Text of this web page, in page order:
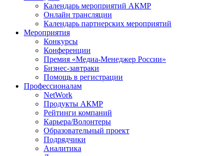
Календарь мероприятий АКМР
Онлайн трансляции
Календарь партнерских мероприятий
Мероприятия
Конкурсы
Конференции
Премия «Медиа-Менеджер России»
Бизнес-завтраки
Помощь в регистрации
Профессионалам
NetWork
Продукты АКМР
Рейтинги компаний
Карьера/Волонтеры
Образовательный проект
Подрядчики
Аналитика